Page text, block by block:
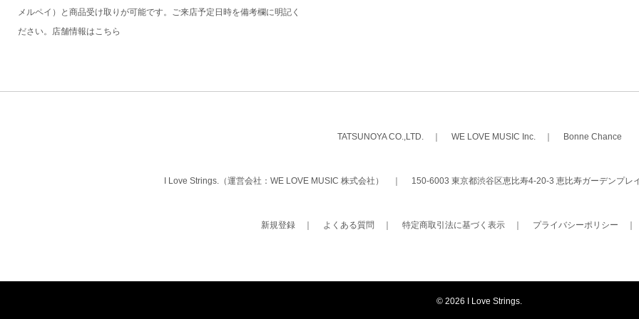
メルペイ）と商品受け取りが可能です。ご来店予定日時を備考欄に明記く
ださい。店舗情報はこちら
TATSUNOYA CO.,LTD.｜ WE LOVE MUSIC Inc.｜ Bonne Chance
I Love Strings.（運営会社：WE LOVE MUSIC 株式会社） 150-6003 東京都渋谷区恵比寿4-20-3 恵比寿ガーデンプレ
新規登録 よくある質問 特定商取引法に基づく表示 プライバシーポリシー
© 2026 I Love Strings.